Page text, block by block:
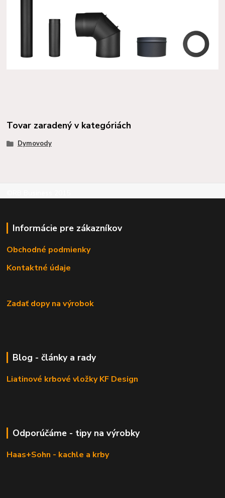
Tovar zaradený v kategóriách
Dymovody
Informácie pre zákazníkov
Obchodné podmienky
Kontaktné údaje
Zadať dopy na výrobok
Blog - články a rady
Liatinové krbové vložky KF Design
Odporúčáme - tipy na výrobky
Haas+Sohn - kachle a krby